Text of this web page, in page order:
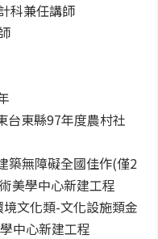
科兼任講師
台東縣97年度農村社
築無障礙全國佳作(僅2
美學中心新建工程
文化類-文化設施類金
中心新建工程